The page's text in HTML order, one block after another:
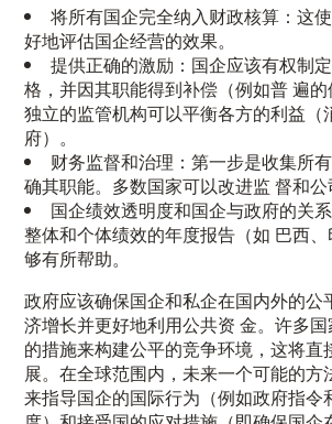
将所有国企完全纳入财政核算：这
好地评估国企经营的效果。
提供正确的激励：国企应该有权制
格，并因其职能得到补偿（例如普 遍的
独立的监管机构可以平衡各方的利益（
府）。
财务监督和治理：第一步是收集所
确其职能。多数国家可以改进监 督和公
国企绩效透明度和国企与政府的关
整体和个体绩效的年度报告（如 巴西
够有所帮助。
政府应该确保国企和私企在国内外的公
济增长并更好地利用公共资 金。许多
的措施来构建公平的竞争环境，这将直
展。在全球范围内，未来一个可能的方
来指导国企的国际行为（例如政府指令